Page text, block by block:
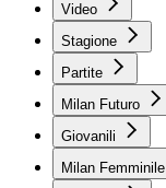
Video
Stagione
Partite
Milan Futuro
Giovanili
Milan Femminile